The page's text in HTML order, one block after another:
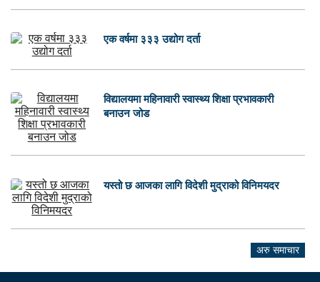
एक वर्षमा ३३३ उद्योग दर्ता
विद्यालयमा महिनावारी स्वास्थ्य शिक्षा प्रभावकारी
बनाउन जोड
यस्तो छ आजका लागि विदेशी मुद्राको विनिमयदर
अरु समाचार